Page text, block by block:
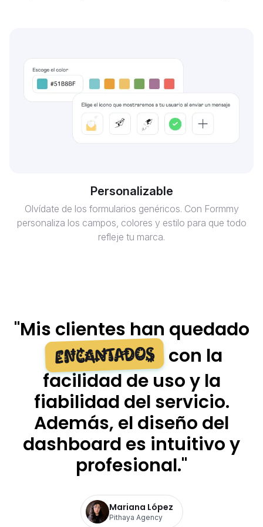
Personalizable
Olvídate de los formularios genéricos. Con Formmy
personaliza los campos, colores y estilo para que todo
refleje tu marca.
"Mis clientes han quedado
encantados con la
facilidad de uso y la
fiabilidad del servicio.
Además, el diseño del
dashboard es intuitivo y
profesional."
Mariana López
Pithaya Agency